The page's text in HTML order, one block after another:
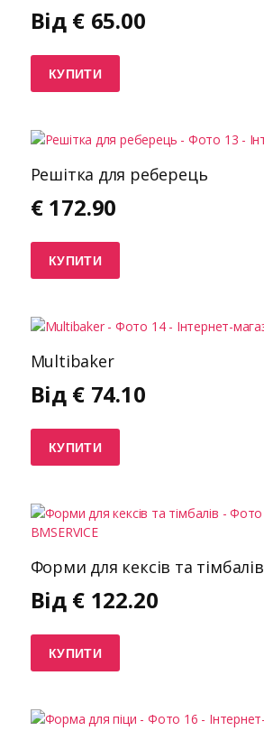
Від € 65.00
КУПИТИ
Решітка для реберець
€ 172.90
КУПИТИ
Multibaker
Від € 74.10
КУПИТИ
Форми для кексів та тімбалів
Від € 122.20
КУПИТИ